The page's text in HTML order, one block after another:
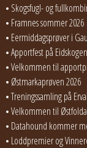
Skogsfugl- og
Framnes sommer 2026
Eermiddagsprøver i
Apportfest på
Velkommen til
Østmarkaprøven 2026
Treningssamling på
Velkommen til
Datahound kommer
Loddpremier og